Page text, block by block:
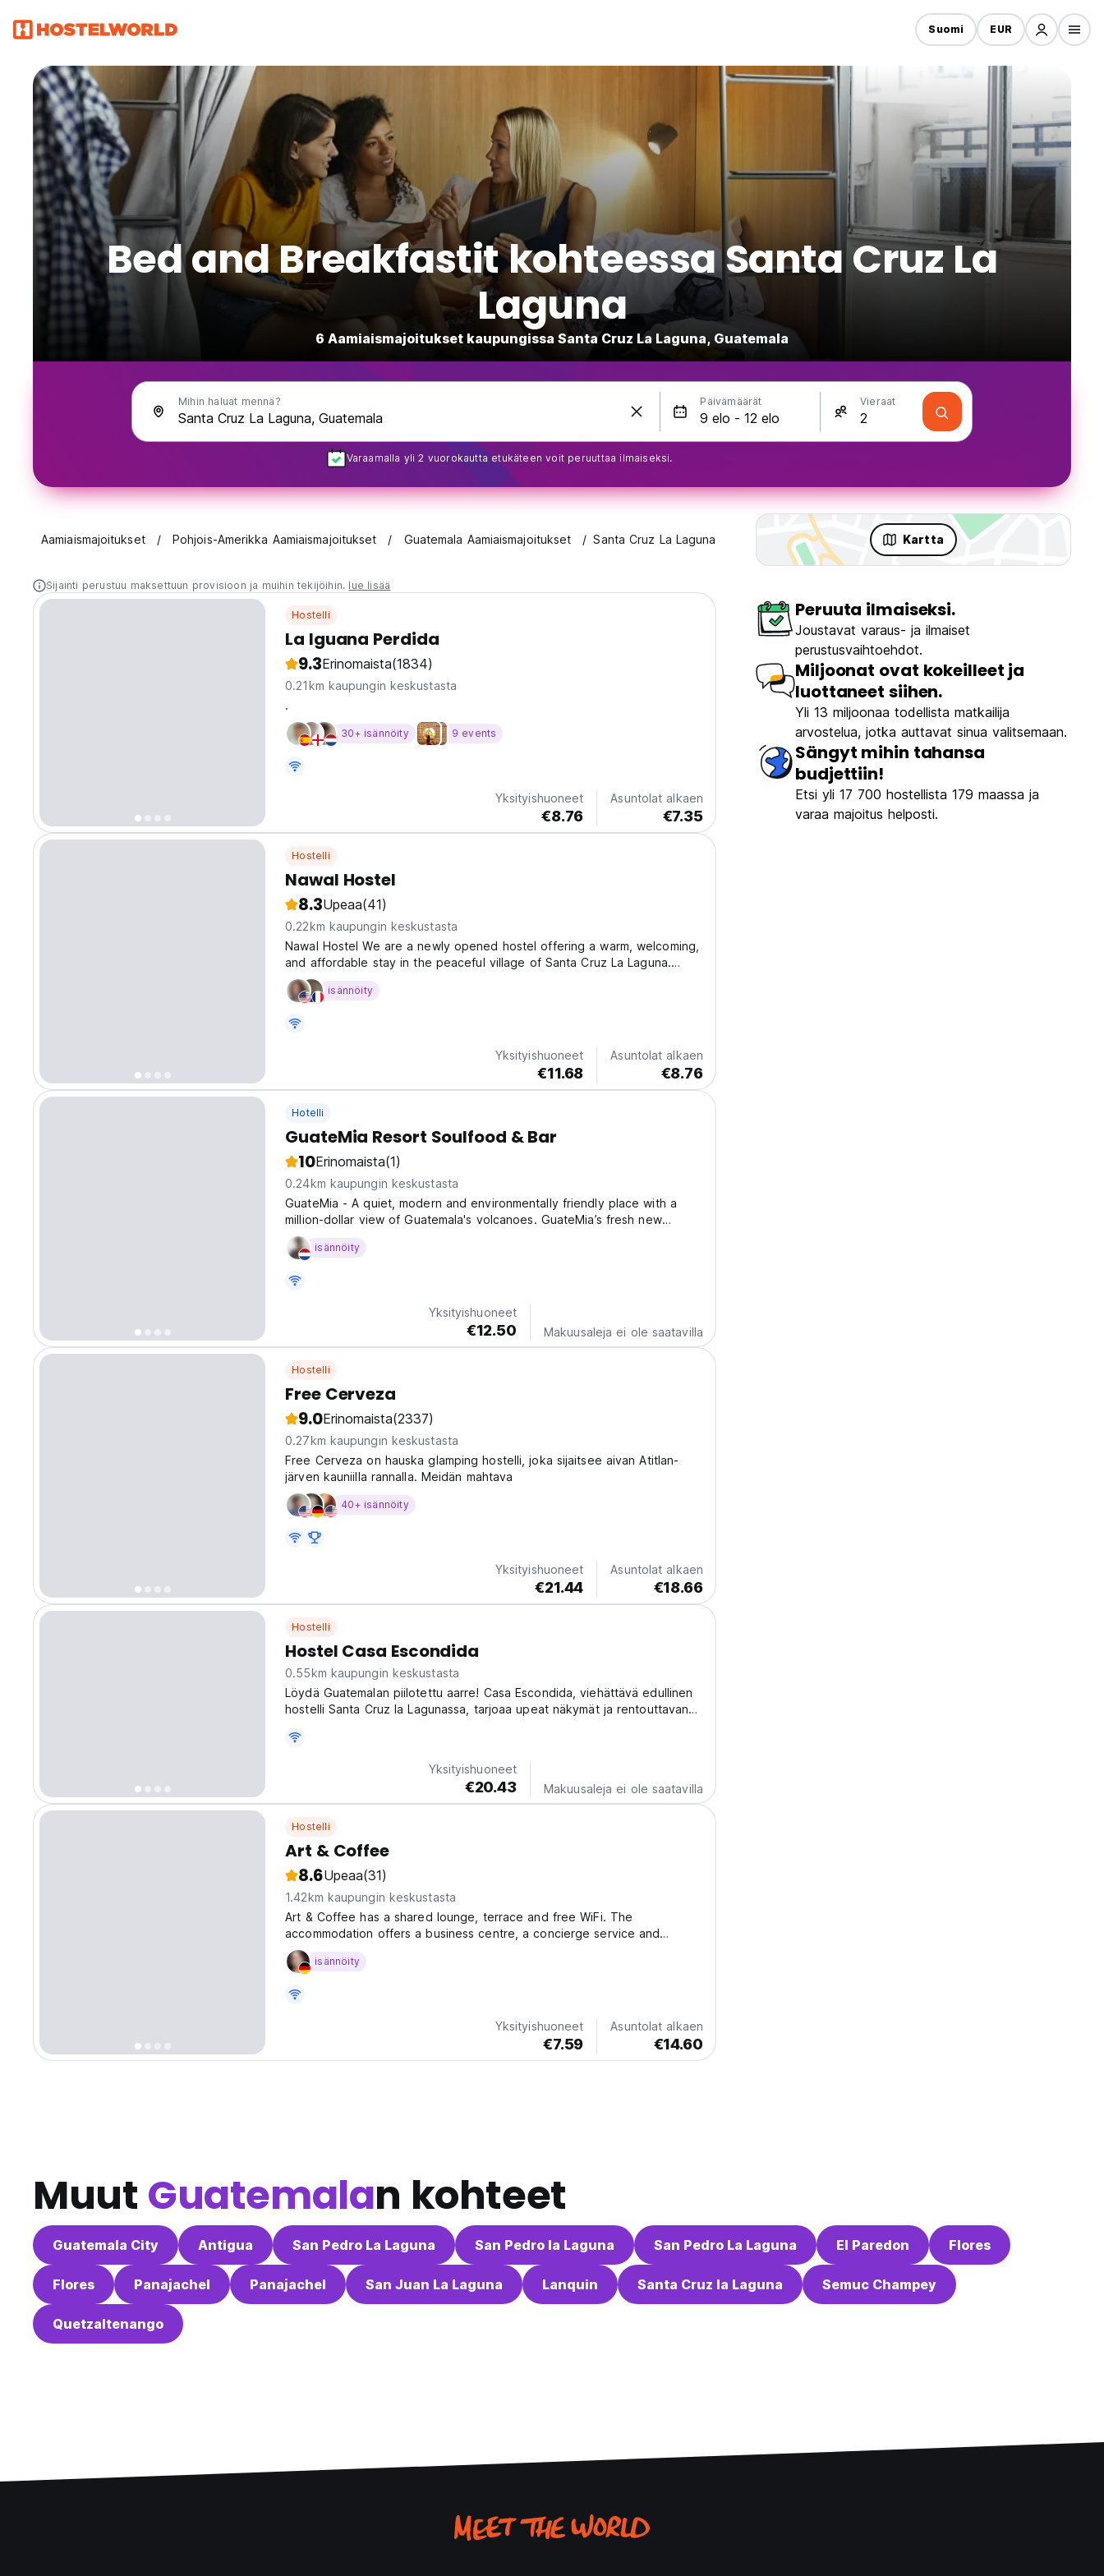
Suomi EUR
Bed and Breakfastit kohteessa Santa Cruz La
Laguna
6 Aamiaismajoitukset kaupungissa Santa Cruz La Laguna, Guatemala
Mihin haluat mennä? Päivämäärät Vieraat
Varaamalla yli 2 vuorokautta etukäteen voit peruuttaa ilmaiseksi.
Aamiaismajoitukset Pohjois-Amerikka Aamiaismajoitukset Guatemala Aamiaismajoitukset Santa Cruz La Laguna Kartta
Sijainti perustuu maksettuun provisioon ja muihin tekijöihin. lue lisää
Hostelli
La Iguana Perdida
9.3Erinomaista(1834)
0.21km kaupungin keskustasta
.
30+ isännöity 9 events
Yksityishuoneet
€8.76
Asuntolat alkaen
€7.35
Hostelli
Nawal Hostel
8.3Upeaa(41)
0.22km kaupungin keskustasta
Nawal Hostel We are a newly opened hostel offering a warm, welcoming,
and affordable stay in the peaceful village of Santa Cruz La Laguna.
Enjoy a quiet atmosphere, friendly vibes, and the perfect base for
exploring Lake Atitlán. Nawal Hostel Policy and Conditions:...
isännöity
Yksityishuoneet
€11.68
Asuntolat alkaen
€8.76
Hotelli
GuateMia Resort Soulfood & Bar
10Erinomaista(1)
0.24km kaupungin keskustasta
GuateMia - A quiet, modern and environmentally friendly place with a
million-dollar view of Guatemala's volcanoes. GuateMia’s fresh new
facelift blends modern comfort with a stylish Boho vibe. Enjoy a cozy
front lounge, bar, Soulfood restaurant, large peaceful...
isännöity
Yksityishuoneet
€12.50 Makuusaleja ei ole saatavilla
Hostelli
Free Cerveza
9.0Erinomaista(2337)
0.27km kaupungin keskustasta
Free Cerveza on hauska glamping hostelli, joka sijaitsee aivan Atitlan-
järven kauniilla rannalla. Meidän mahtava
40+ isännöity
Yksityishuoneet
€21.44
Asuntolat alkaen
€18.66
Hostelli
Hostel Casa Escondida
0.55km kaupungin keskustasta
Löydä Guatemalan piilotettu aarre! Casa Escondida, viehättävä edullinen
hostelli Santa Cruz la Lagunassa, tarjoaa upeat näkymät ja rentouttavan
Yksityishuoneet
€20.43 Makuusaleja ei ole saatavilla
Hostelli
Art & Coffee
8.6Upeaa(31)
1.42km kaupungin keskustasta
Art & Coffee has a shared lounge, terrace and free WiFi. The
accommodation offers a business centre, a concierge service and
organising tours for guests. In Santa Cruz La Laguna. All rooms include a
desk. Rooms come complete with a shared bathroom fitted...
isännöity
Yksityishuoneet
€7.59
Asuntolat alkaen
€14.60
Peruuta ilmaiseksi.
Joustavat varaus- ja ilmaiset
perustusvaihtoehdot.
Miljoonat ovat kokeilleet ja
luottaneet siihen.
Yli 13 miljoonaa todellista matkailija
arvostelua, jotka auttavat sinua valitsemaan.
Sängyt mihin tahansa
budjettiin!
Etsi yli 17 700 hostellista 179 maassa ja
varaa majoitus helposti.
Muut Guatemalan kohteet
Guatemala City Antigua San Pedro La Laguna San Pedro la Laguna San Pedro La Laguna El Paredon Flores
Flores Panajachel Panajachel San Juan La Laguna Lanquin Santa Cruz la Laguna Semuc Champey
Quetzaltenango